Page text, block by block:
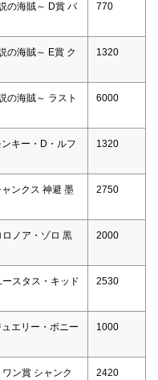
の海賊～ D賞 バ
770
の海賊～ E賞 ク
1320
の海賊～ ラスト
6000
キー・D・ルフ
1320
ンクス 神避 墨
2750
ノア・ゾロ 黒
2000
スタス・キッド
2530
エリー・ボニー
1000
ン賞 シャンク
2420